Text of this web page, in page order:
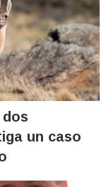
un caso